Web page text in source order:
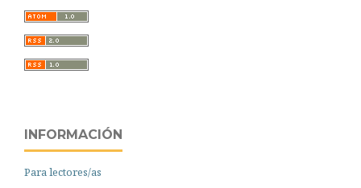
INFORMACIÓN
Para lectores/as